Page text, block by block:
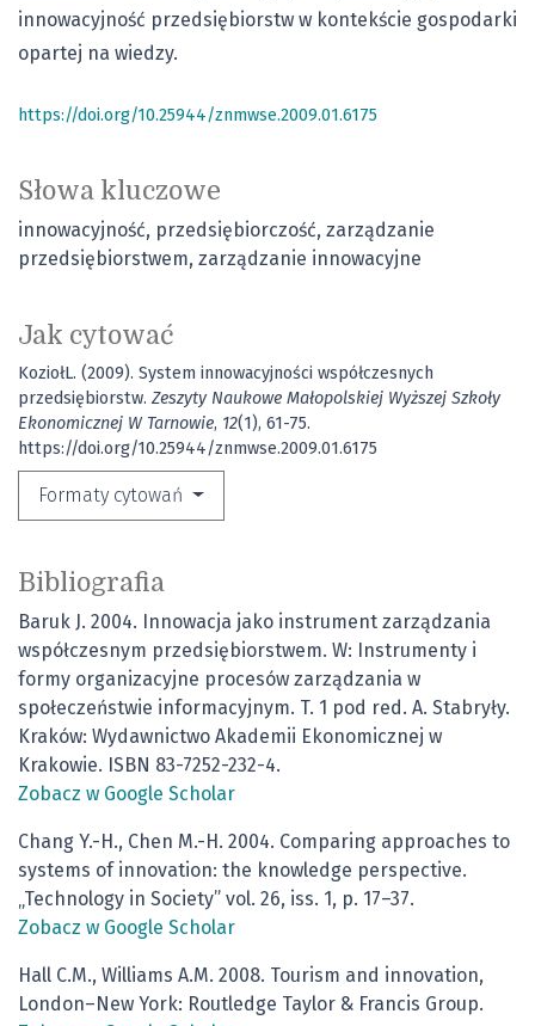
Słowa kluczowe
innowacyjność przedsiębiorczość zarządzanie
przedsiębiorstwem zarządzanie innowacyjne
Jak cytować
KoziołL. (2009). System innowacyjności współczesnych
przedsiębiorstw. Zeszyty Naukowe Małopolskiej Wyższej Szkoły
Ekonomicznej W Tarnowie, 12(1), 61-75.
https://doi.org/10.25944/znmwse.2009.01.6175
Formaty cytowań
innowacyjność przedsiębiorstw w kontekście gospodarki
opartej na wiedzy.
https://doi.org/10.25944/znmwse.2009.01.6175
Bibliografia
Baruk J. 2004. Innowacja jako instrument zarządzania
współczesnym przedsiębiorstwem. W: Instrumenty i
formy organizacyjne procesów zarządzania w
społeczeństwie informacyjnym. T. 1 pod red. A. Stabryły.
Kraków: Wydawnictwo Akademii Ekonomicznej w
Krakowie. ISBN 83-7252-232-4.
Zobacz w Google Scholar
Chang Y.-H., Chen M.-H. 2004. Comparing approaches to
systems of innovation: the knowledge perspective.
„Technology in Society” vol. 26, iss. 1, p. 17–37.
Zobacz w Google Scholar
Hall C.M., Williams A.M. 2008. Tourism and innovation,
London–New York: Routledge Taylor & Francis Group.